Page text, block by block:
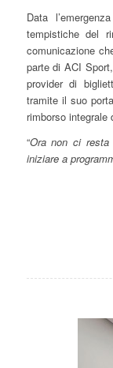
Data
tempistiche del
comunicazione
parte di ACI
provider di
tramite il suo
rimborso integrale
“Ora non ci resta
iniziare a